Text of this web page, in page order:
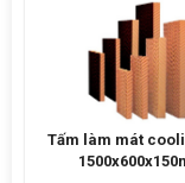
Tấm làm mát